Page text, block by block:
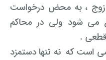
زوج ،به محض درخواست
می شود ولی در محاکم
.
است که نه تنها دستمزد